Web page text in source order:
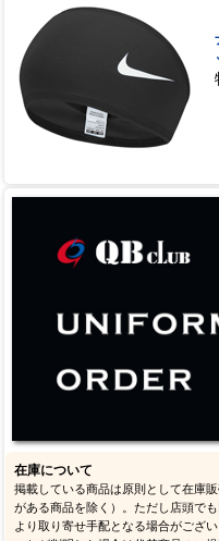
在庫について
掲載している商品は原則として在庫
がある商品を除く）。ただし店頭で
より取り寄せ手配となる場合がござ